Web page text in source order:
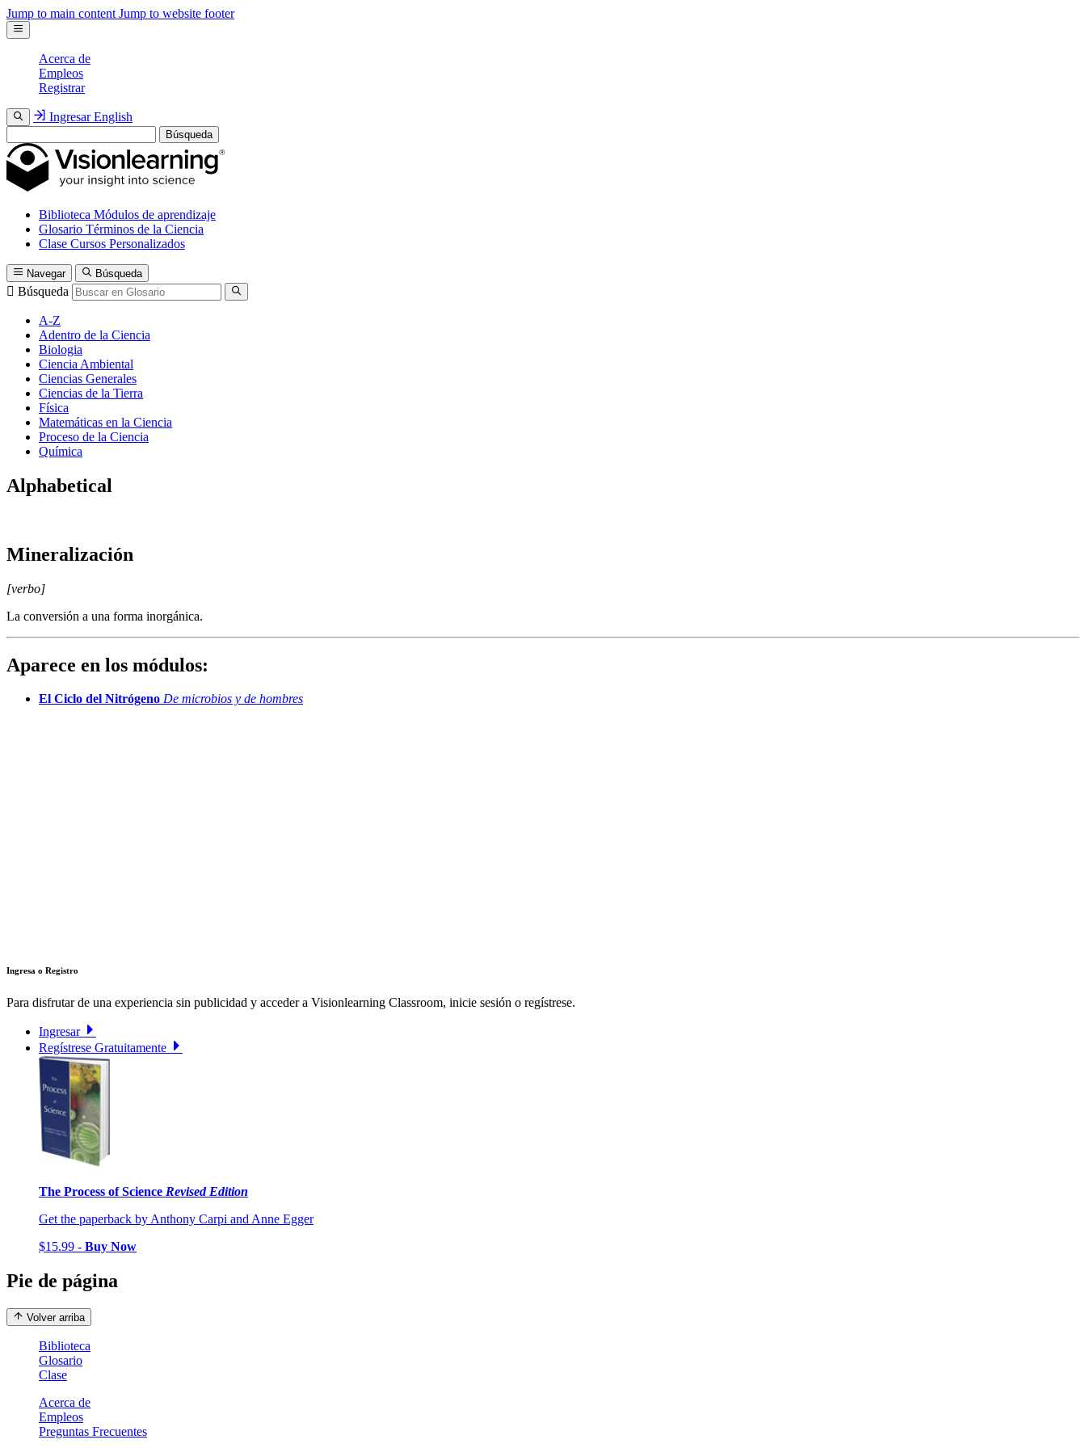
Jump to main content Jump to website footer
Acerca de
Empleos
Registrar
Ingresar English
Búsqueda
Biblioteca Módulos de aprendizaje
Glosario Términos de la Ciencia
Clase Cursos Personalizados
Navegar Búsqueda
Búsqueda
A-Z
Adentro de la Ciencia
Biologia
Ciencia Ambiental
Ciencias Generales
Ciencias de la Tierra
Física
Matemáticas en la Ciencia
Proceso de la Ciencia
Química
Alphabetical
Mineralización
[verbo]
La conversión a una forma inorgánica.
Aparece en los módulos:
El Ciclo del Nitrógeno De microbios y de hombres
Ingresa o Registro
Para disfrutar de una experiencia sin publicidad y acceder a Visionlearning Classroom, inicie sesión o regístrese.
Ingresar
Regístrese Gratuitamente
The Process of Science Revised Edition
Get the paperback by Anthony Carpi and Anne Egger
$15.99 - Buy Now
Pie de página
Volver arriba
Biblioteca
Glosario
Clase
Acerca de
Empleos
Preguntas Frecuentes